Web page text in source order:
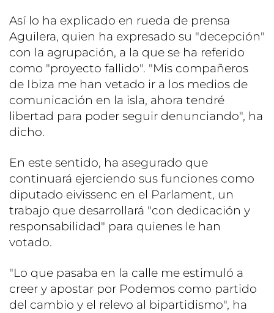
Así lo ha explicado en rueda de prensa
Aguilera, quien ha expresado su "decepción"
con la agrupación, a la que se ha referido
como "proyecto fallido". "Mis compañeros
de Ibiza me han vetado ir a los medios de
comunicación en la isla, ahora tendré
libertad para poder seguir denunciando", ha
dicho.
En este sentido, ha asegurado que
continuará ejerciendo sus funciones como
diputado eivissenc en el Parlament, un
trabajo que desarrollará "con dedicación y
responsabilidad" para quienes le han
votado.
"Lo que pasaba en la calle me estimuló a
creer y apostar por Podemos como partido
del cambio y el relevo al bipartidismo", ha